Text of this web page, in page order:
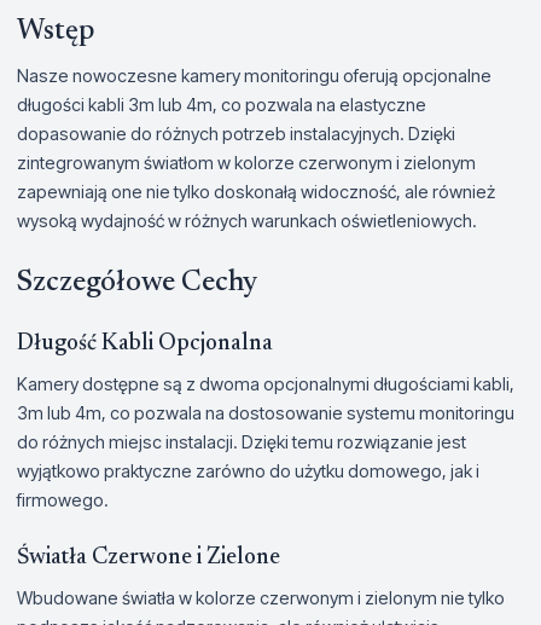
Wstęp
Nasze nowoczesne kamery monitoringu oferują opcjonalne
długości kabli 3m lub 4m, co pozwala na elastyczne
dopasowanie do różnych potrzeb instalacyjnych. Dzięki
zintegrowanym światłom w kolorze czerwonym i zielonym
zapewniają one nie tylko doskonałą widoczność, ale również
wysoką wydajność w różnych warunkach oświetleniowych.
Szczegółowe Cechy
Długość Kabli Opcjonalna
Kamery dostępne są z dwoma opcjonalnymi długościami kabli,
3m lub 4m, co pozwala na dostosowanie systemu monitoringu
do różnych miejsc instalacji. Dzięki temu rozwiązanie jest
wyjątkowo praktyczne zarówno do użytku domowego, jak i
firmowego.
Światła Czerwone i Zielone
Wbudowane światła w kolorze czerwonym i zielonym nie tylko